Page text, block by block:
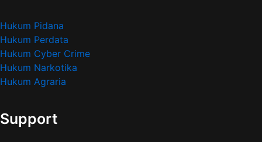
Hukum Pidana
Hukum Perdata
Hukum Cyber Crime
Hukum Narkotika
Hukum Agraria
Support